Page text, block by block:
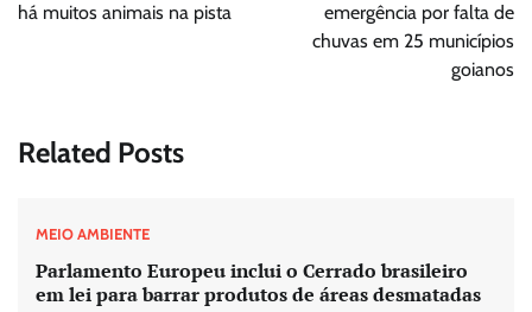
Post
há muitos animais na pista
emergência por falta de
chuvas em 25 municípios
goianos
Related Posts
MEIO AMBIENTE
Parlamento Europeu inclui o Cerrado brasileiro
em lei para barrar produtos de áreas desmatadas